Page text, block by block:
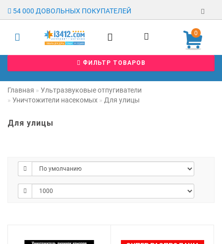
54 000 ДОВОЛЬНЫХ ПОКУПАТЕЛЕЙ
Регистрация
О магазине
Заявка на
опт
0
ФИЛЬТР ТОВАРОВ
Главная
Ультразвуковые отпугиватели
Уничтожители насекомых
Для улицы
Для улицы